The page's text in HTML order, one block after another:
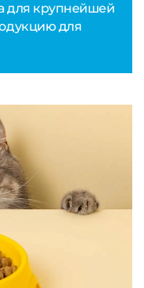
для крупнейшей
для